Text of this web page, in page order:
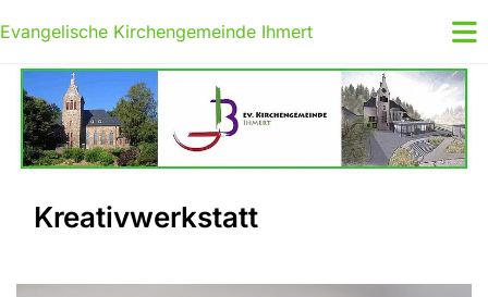
Evangelische Kirchengemeinde Ihmert
Kreativwerkstatt